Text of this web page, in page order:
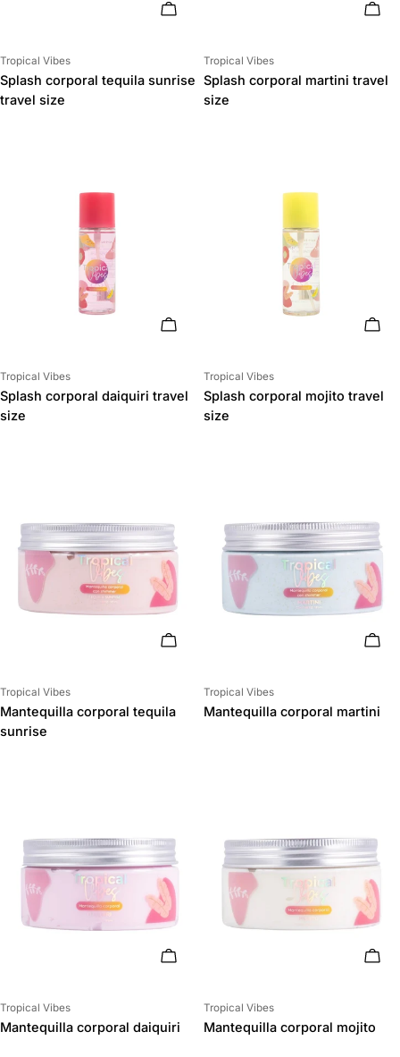
AÑADIR AL CARRITO
Proveedor:
Tropical Vibes
Splash corporal tequila sunrise
travel size
Proveedor:
Tropical Vibes
Splash corporal martini travel
size
AÑADIR AL CARRITO
Proveedor:
Tropical Vibes
Splash corporal daiquiri travel
size
Proveedor:
Tropical Vibes
Splash corporal mojito travel
size
AÑADIR AL CARRITO
Proveedor:
Tropical Vibes
Mantequilla corporal tequila
sunrise
Proveedor:
Tropical Vibes
Mantequilla corporal martini
AÑADIR AL CARRITO
Proveedor:
Tropical Vibes
Mantequilla corporal daiquiri
Proveedor:
Tropical Vibes
Mantequilla corporal mojito